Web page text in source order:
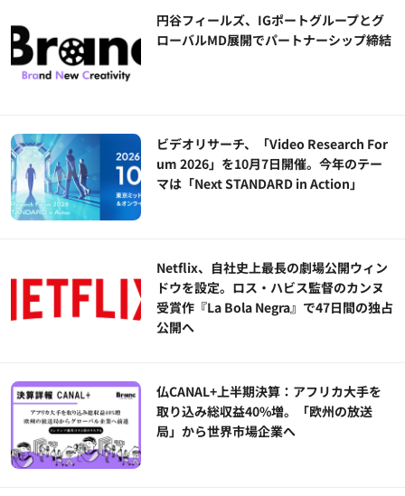
円谷フィールズ、IGポートグループとグ
ローバルMD展開でパートナーシップ締結
ビデオリサーチ、「Video Research For
um 2026」を10月7日開催。今年のテー
マは「Next STANDARD in Action」
Netflix、自社史上最長の劇場公開ウィン
ドウを設定。ロス・ハビス監督のカンヌ
受賞作『La Bola Negra』で47日間の独占
公開へ
仏CANAL+上半期決算：アフリカ大手を
取り込み総収益40%増。「欧州の放送
局」から世界市場企業へ